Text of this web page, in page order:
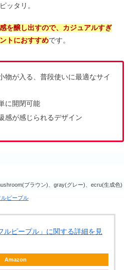
ッタリ。
を醸し出すので、カジュアルすぎ
トにおすすめです。
物が入る、普段使いに最適なサイ
に開閉可能
感が感じられるデザイン
ブラウン)、gray(グレー)、ecru(生成色)
ルピープル
ルピープル」に関する詳細を見
Amazon